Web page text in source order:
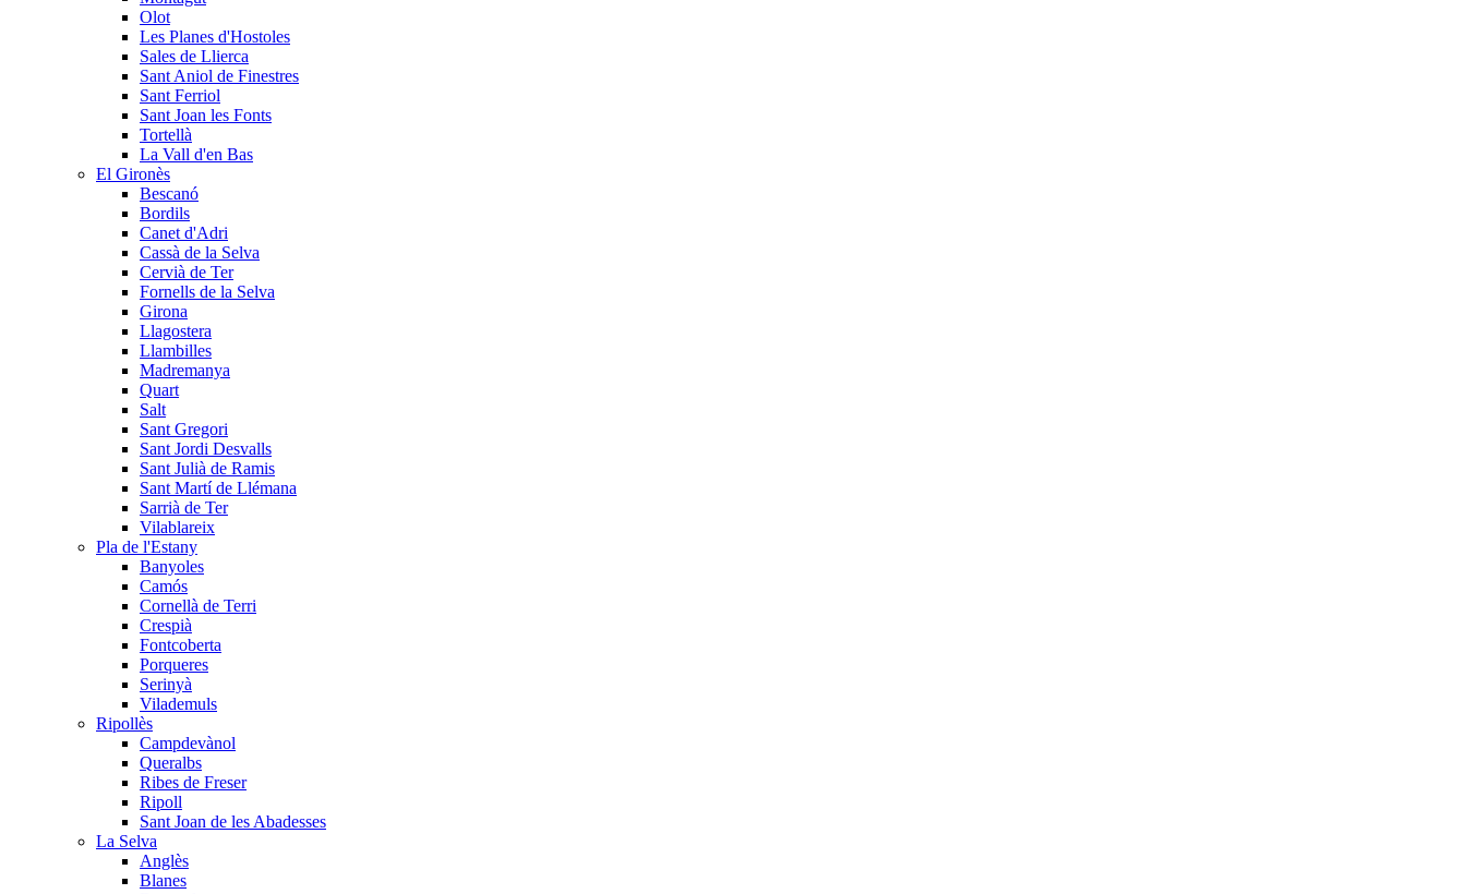
Olot
Les Planes d'Hostoles
Sales de Llierca
Sant Aniol de Finestres
Sant Ferriol
Sant Joan les Fonts
Tortellà
La Vall d'en Bas
El Gironès
Bescanó
Bordils
Canet d'Adri
Cassà de la Selva
Cervià de Ter
Fornells de la Selva
Girona
Llagostera
Llambilles
Madremanya
Quart
Salt
Sant Gregori
Sant Jordi Desvalls
Sant Julià de Ramis
Sant Martí de Llémana
Sarrià de Ter
Vilablareix
Pla de l'Estany
Banyoles
Camós
Cornellà de Terri
Crespià
Fontcoberta
Porqueres
Serinyà
Vilademuls
Ripollès
Campdevànol
Queralbs
Ribes de Freser
Ripoll
Sant Joan de les Abadesses
La Selva
Anglès
Blanes